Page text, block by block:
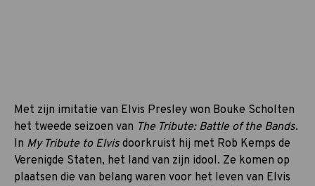
Met zijn imitatie van Elvis Presley won Bouke Scholten
het tweede seizoen van The Tribute: Battle of the Bands.
In My Tribute to Elvis doorkruist hij met Rob Kemps de
Verenigde Staten, het land van zijn idool. Ze komen op
plaatsen die van belang waren voor het leven van Elvis